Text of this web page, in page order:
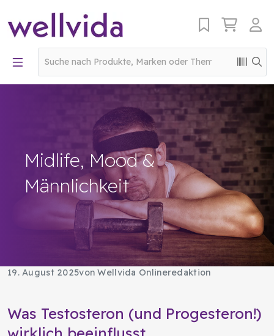
Midlife, Mood &
Männlichkeit
19. August 2025von Wellvida Onlineredaktion
Was Testosteron (und Progesteron!)